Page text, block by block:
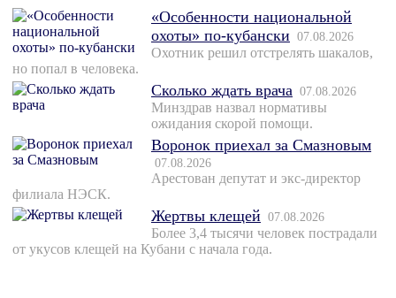
«Особенности национальной
охоты» по-кубански 07.08.2026
Охотник решил отстрелять шакалов,
но попал в человека.
Сколько ждать врача 07.08.2026
Минздрав назвал нормативы
ожидания скорой помощи.
Воронок приехал за Смазновым
07.08.2026
Арестован депутат и экс-директор
филиала НЭСК.
Жертвы клещей 07.08.2026
Более 3,4 тысячи человек пострадали
от укусов клещей на Кубани с начала года.